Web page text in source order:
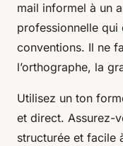
mail informel à un
professionnelle qui
conventions. Il ne
l’orthographe, la
Utilisez un ton
et direct. Assurez-
structurée et facile